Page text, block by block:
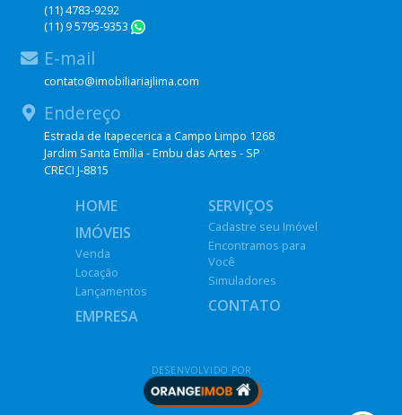
(11) 4783-9292
(11) 9 5795-9353
E-mail
contato@imobiliariajlima.com
Endereço
Estrada de Itapecerica a Campo Limpo 1268
Jardim Santa Emília - Embu das Artes - SP
CRECI J-8815
HOME
IMÓVEIS
Venda
Locação
Lançamentos
EMPRESA
SERVIÇOS
Cadastre seu Imóvel
Encontramos para
Você
Simuladores
CONTATO
DESENVOLVIDO POR